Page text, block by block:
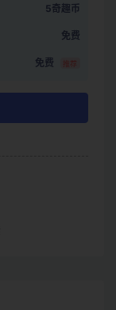
5奇趣币
免费
免费 推荐